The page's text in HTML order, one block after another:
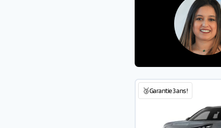
🥉Garantie 3 ans !